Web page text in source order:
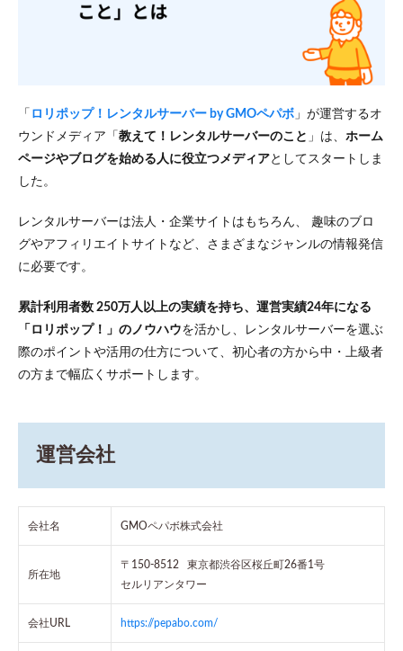
「 ロリポップ！レンタルサーバー by GMOペパボ 」が運営するオ
ウンドメディア「 教えて！レンタルサーバーのこと 」は、 ホーム
ページやブログを始める人に役立つメディアとしてスタートしま
した。
レンタルサーバーは法人・企業サイトはもちろん、 趣味のブロ
グやアフィリエイトサイトなど、さまざまなジャンルの情報発信
に必要です。
累計利用者数 250万人以上の実績を持ち、運営実績24年になる
「ロリポップ！」のノウハウを活かし、レンタルサーバーを選ぶ
際のポイントや活用の仕方について、初心者の方から中・上級者
の方まで幅広くサポートします。
運営会社
会社名 GMOペパボ株式会社
所在地
〒150-8512 東京都渋谷区桜丘町26番1号
セルリアンタワー
会社URL https://pepabo.com/